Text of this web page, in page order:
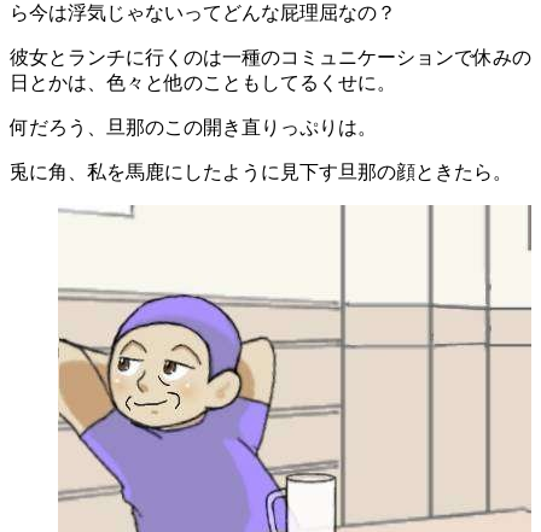
ら今は浮気じゃないってどんな屁理屈なの？
彼女とランチに行くのは一種のコミュニケーションで休みの
日とかは、色々と他のこともしてるくせに。
何だろう、旦那のこの開き直りっぷりは。
兎に角、私を馬鹿にしたように見下す旦那の顔ときたら。